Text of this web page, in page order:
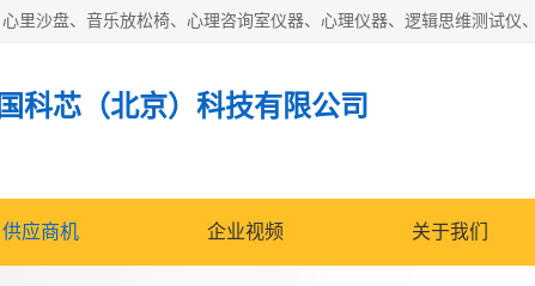
国科芯（北京）科技有限公司
供应商机 企业视频 关于我们